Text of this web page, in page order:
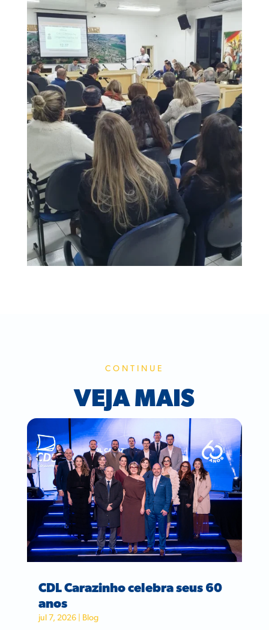
CONTINUE
VEJA MAIS
CDL Carazinho celebra seus 60
anos
jul 7, 2026| Blog